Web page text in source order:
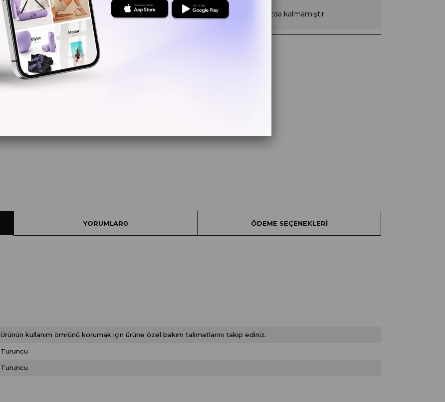
Ürün stoklarımızda kalmamıştır.
YORUMLAR0 ÖDEME SEÇENEKLERI
Ürünün kullanım ömrünü korumak için ürüne özel bakım talimatlarını takip ediniz.
Turuncu
Turuncu